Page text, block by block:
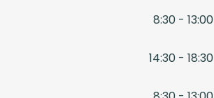
8:30 - 13:00
14:30 - 18:30